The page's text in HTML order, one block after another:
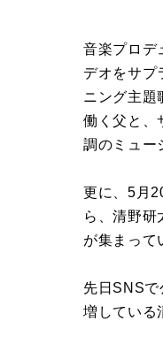
音楽プロデ
デオをサプ
ニング主題
働く父と、
調のミュー
更に、5月
ら、清野研
が集まって
先日SNSで
増している